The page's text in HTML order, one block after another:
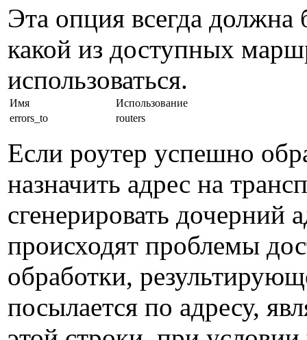
Эта опция всегда должна
какой из доступных
использоваться.
Имя
Использование
errors_to
routers
Если роутер успешно
назначить адрес на
сгенерировать дочерний
происходят проблемы
обработки,
посылается по адресу,